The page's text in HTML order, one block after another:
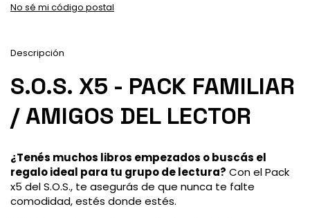
No sé mi código postal
Descripción
S.O.S. X5 - PACK FAMILIAR
/ AMIGOS DEL LECTOR
¿Tenés muchos libros empezados o buscás el
regalo ideal para tu grupo de lectura? Con el Pack
x5 del S.O.S., te asegurás de que nunca te falte
comodidad, estés donde estés.